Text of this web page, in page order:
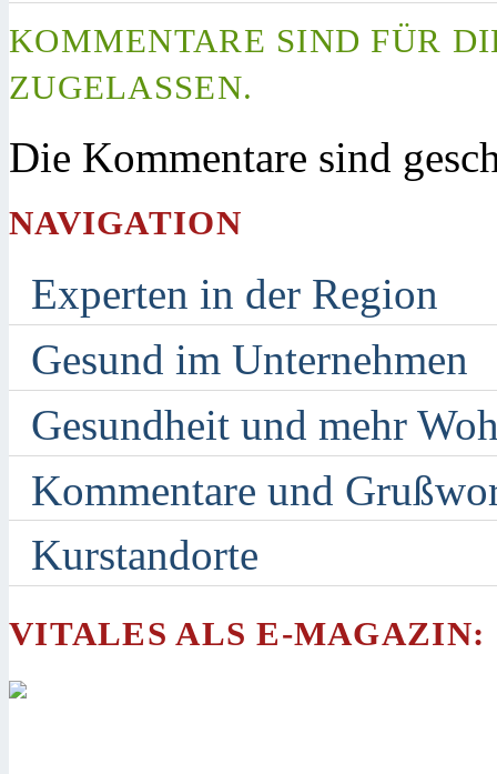
KOMMENTARE SIND FÜR
ZUGELASSEN.
Die Kommentare sind
NAVIGATION
Experten in der Region
Gesund im Unternehmen
Gesundheit und mehr
Kommentare und
Kurstandorte
VITALES ALS E-MAGAZIN: